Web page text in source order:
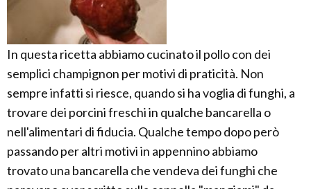
In questa ricetta abbiamo cucinato il pollo con dei
semplici champignon per motivi di praticità. Non
sempre infatti si riesce, quando si ha voglia di funghi, a
trovare dei porcini freschi in qualche bancarella o
nell'alimentari di fiducia. Qualche tempo dopo però
passando per altri motivi in appennino abbiamo
trovato una bancarella che vendeva dei funghi che